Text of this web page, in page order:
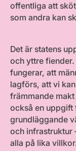
offentliga att
som andra kan
Det är statens
och yttre
fungerar, att
lagförs, att vi
främmande
också en uppgift
grundläggande
och infrastruktur
alla på lika